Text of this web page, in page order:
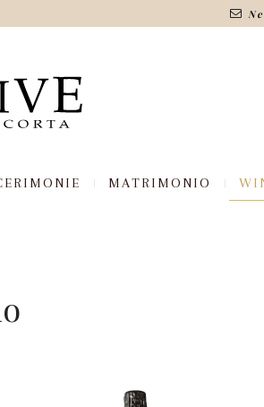
MATRIMONIO